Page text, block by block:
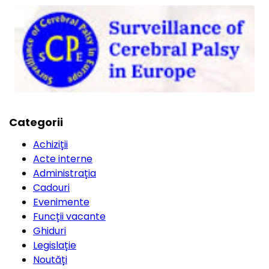
Categorii
Achiziții
Acte interne
Administrația
Cadouri
Evenimente
Funcții vacante
Ghiduri
Legislație
Noutăți